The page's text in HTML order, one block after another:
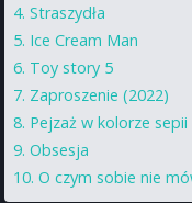
Straszydła
Ice Cream Man
Toy story 5
Zaproszenie (2022)
Pejzaż w kolorze sepii
Obsesja
O czym sobie nie